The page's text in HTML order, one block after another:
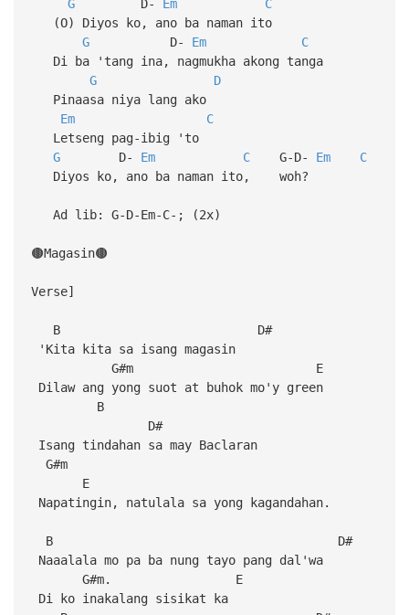
GD- Em
C
(O) Diyos ko, ano ba naman ito
GD- Em
C
Di ba 'tang ina, nagmukha akong tanga
G
D
Pinaasa niya lang ako
Em
C
Letseng pag-ibig 'to
GD- Em CG-D- Em
C
Diyos ko, ano ba naman ito, woh?
Ad lib: G-D-Em-C-; (2x)
🟤Magasin🟤
Verse]
B D#
'Kita kita sa isang magasin
G#m E
Dilaw ang yong suot at buhok mo'y green
B
D#
Isang tindahan sa may Baclaran
G#m
E
Napatingin, natulala sa yong kagandahan.
B D#
Naaalala mo pa ba nung tayo pang dal'wa
G#m. E
Di ko inakalang sisikat ka